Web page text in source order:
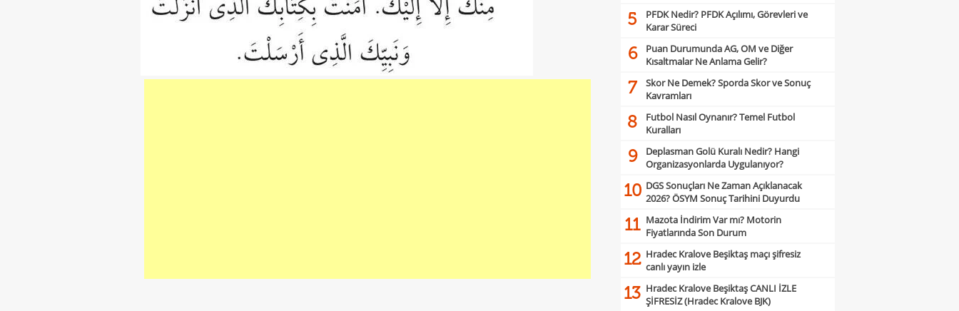
5
PFDK Nedir? PFDK Açılımı, Görevleri ve
Karar Süreci
6
Puan Durumunda AG, OM ve Diğer
Kısaltmalar Ne Anlama Gelir?
7
Skor Ne Demek? Sporda Skor ve Sonuç
Kavramları
8
Futbol Nasıl Oynanır? Temel Futbol
Kuralları
9
Deplasman Golü Kuralı Nedir? Hangi
Organizasyonlarda Uygulanıyor?
10 DGS Sonuçları Ne Zaman Açıklanacak
2026? ÖSYM Sonuç Tarihini Duyurdu
11 Mazota İndirim Var mı? Motorin
Fiyatlarında Son Durum
12 Hradec Kralove Beşiktaş maçı şifresiz
canlı yayın izle
13 Hradec Kralove Beşiktaş CANLI İZLE
ŞİFRESİZ (Hradec Kralove BJK)